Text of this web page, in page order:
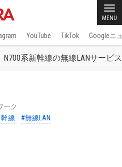
MENU
YouTube TikTok Googleニ
N700系新幹線の無線LANサービ
ーク
線 #無線LAN